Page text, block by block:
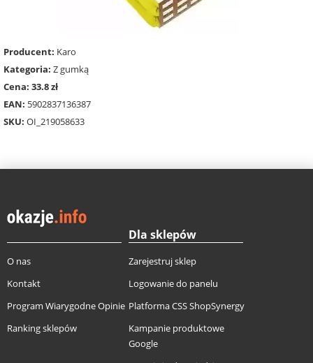
Producent: Karo
Kategoria: Z gumką
Cena: 33.8 zł
EAN: 5902837136387
SKU: OI_219058633
O nas
Kontakt
Program Wiarygodne Opinie
Ranking sklepów
Dla sklepów
Zarejestruj sklep
Logowanie do panelu
Platforma CSS ShopSynergy
Kampanie produktowe
Google